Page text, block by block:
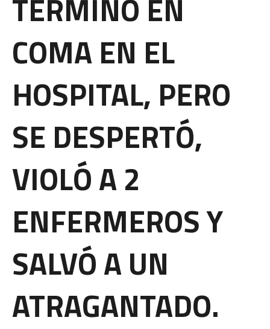
TERMINÓ EN
COMA EN EL
HOSPITAL, PERO
SE DESPERTÓ,
VIOLÓ A 2
ENFERMEROS Y
SALVÓ A UN
ATRAGANTADO.